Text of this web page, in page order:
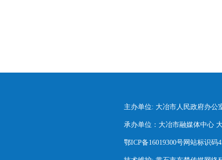
主办单位: 大冶市人民政府办公
承办单位：大冶市融媒体中心
鄂ICP备16019300号网站标识码